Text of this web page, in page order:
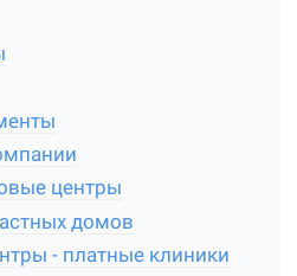
центры
домов
- платные клиники